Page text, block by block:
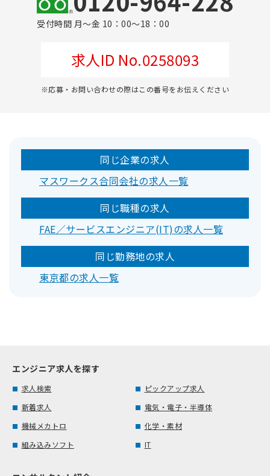
受付時間 月～金 10：00～18：00
求人ID No.0258093
※応募・お問い合わせの際はこの番号をお伝えください
同じ企業の求人
マスワークス合同会社の求人一覧
同じ職種の求人
FAE／サービスエンジニア(IT)の求人一覧
同じ勤務地の求人
東京都の求人一覧
エンジニア求人を探す
求人検索
ピックアップ求人
新着求人
電気・電子・半導体
機械メカトロ
化学・素材
組み込みソフト
IT